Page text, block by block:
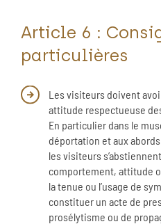
Article 6 :
particulières
Les visiteurs doivent
attitude respectueuse
En particulier dans le
déportation et aux
les visiteurs
comportement, attitude
la tenue ou l’usage de
constituer un acte de
prosélytisme ou de